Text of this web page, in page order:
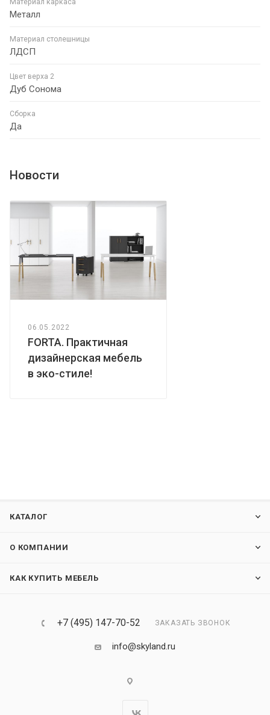
Металл
Материал столешницы
ЛДСП
Цвет верха 2
Дуб Сонома
Сборка
Да
Новости
06.05.2022
FORTA. Практичная
дизайнерская мебель
в эко-стиле!
КАТАЛОГ
О КОМПАНИИ
КАК КУПИТЬ МЕБЕЛЬ
+7 (495) 147-70-52 ЗАКАЗАТЬ ЗВОНОК
info@skyland.ru